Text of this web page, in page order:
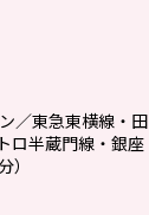
／東急東横線・田
ロ半蔵門線・銀座